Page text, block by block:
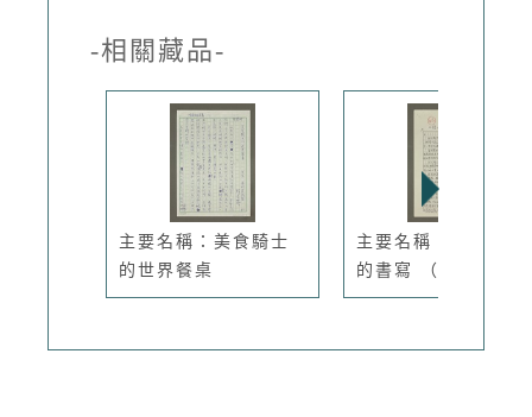
-相關藏品-
主要名稱：美食騎士
的世界餐桌
主要名稱：口腹之慾
的書寫 （...